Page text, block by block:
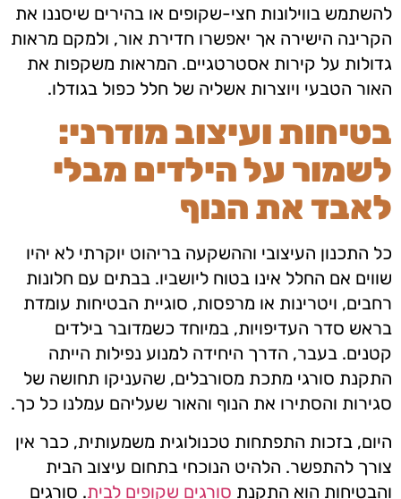
להשתמש בווילונות חצי-שקופים או בהירים שיסננו את
הקרינה הישירה אך יאפשרו חדירת אור, ולמקם מראות
גדולות על קירות אסטרטגיים. המראות משקפות את
האור הטבעי ויוצרות אשליה של חלל כפול בגודלו.
בטיחות ועיצוב מודרני:
לשמור על הילדים מבלי
לאבד את הנוף
כל התכנון העיצובי וההשקעה בריהוט יוקרתי לא יהיו
שווים אם החלל אינו בטוח ליושביו. בבתים עם חלונות
רחבים, ויטרינות או מרפסות, סוגיית הבטיחות עומדת
בראש סדר העדיפויות, במיוחד כשמדובר בילדים
קטנים. בעבר, הדרך היחידה למנוע נפילות הייתה
התקנת סורגי מתכת מסורבלים, שהעניקו תחושה של
סגירות והסתירו את הנוף והאור שעליהם עמלנו כל כך.
היום, בזכות התפתחות טכנולוגית משמעותית, כבר אין
צורך להתפשר. הלהיט הנוכחי בתחום עיצוב הבית
והבטיחות הוא התקנת סורגים שקופים לבית. סורגים